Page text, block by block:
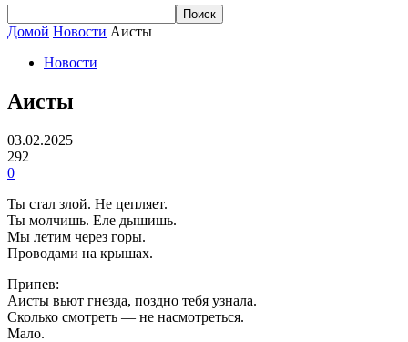
Домой Новости Аисты
Новости
Аисты
03.02.2025
292
0
Ты стал злой. Не цепляет.
Ты молчишь. Еле дышишь.
Мы летим через горы.
Проводами на крышах.
Припев:
Аисты вьют гнезда, поздно тебя узнала.
Сколько смотреть — не насмотреться.
Мало.